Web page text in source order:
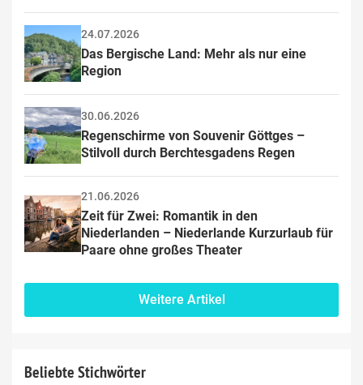
24.07.2026
Das Bergische Land: Mehr als nur eine
Region
30.06.2026
Regenschirme von Souvenir Göttges –
Stilvoll durch Berchtesgadens Regen
21.06.2026
Zeit für Zwei: Romantik in den
Niederlanden – Niederlande Kurzurlaub für
Paare ohne großes Theater
Weitere Artikel
Beliebte Stichwörter